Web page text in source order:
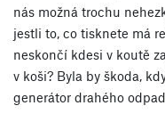
nás možná trochu
jestli to, co tisknete má
neskončí kdesi v koutě
v koši? Byla by škoda,
generátor drahého